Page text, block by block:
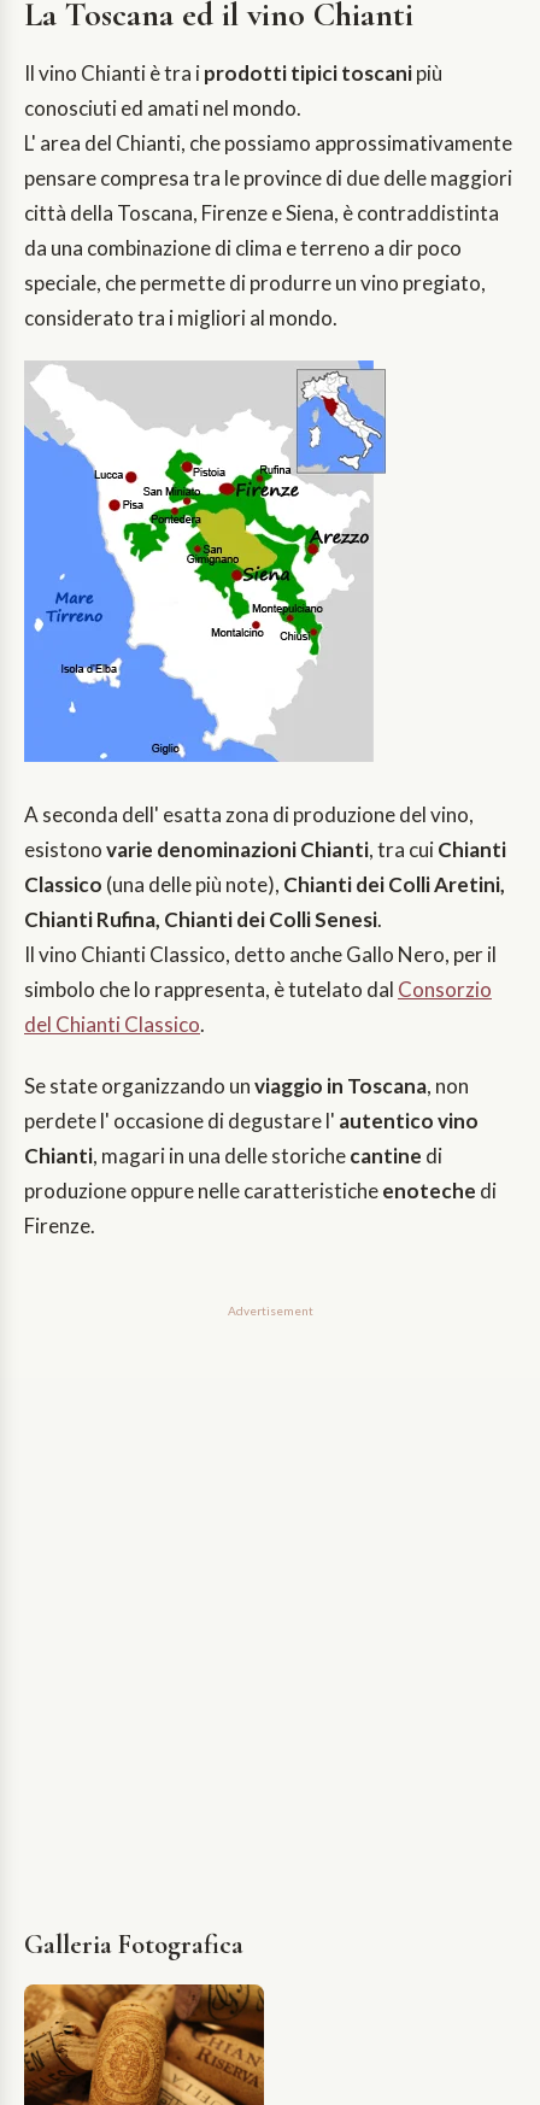
La Toscana ed il vino Chianti
Il vino Chianti è tra iprodotti tipici toscanipiù
conosciuti ed amati nel mondo.
L' area del Chianti, che possiamo approssimativamente
pensare compresa tra le province di due delle maggiori
città della Toscana, Firenze e Siena, è contraddistinta
da una combinazione di clima e terreno a dir poco
speciale, che permette di produrre un vino pregiato,
considerato tra i migliori al mondo.
A seconda dell' esatta zona di produzione del vino,
esistonovarie denominazioni Chianti, tra cuiChianti
Classico (una delle più note), Chianti dei Colli Aretini,
Chianti Rufina, Chianti dei Colli Senesi.
Il vino Chianti Classico, detto anche Gallo Nero, per il
simbolo che lo rappresenta, è tutelato dal Consorzio
del Chianti Classico.
Se state organizzando unviaggio in Toscana, non
perdete l' occasione di degustare l' autentico vino
Chianti, magari in una delle storichecantine di
produzione oppure nelle caratteristicheenoteche di
Firenze.
Advertisement
Galleria Fotografica